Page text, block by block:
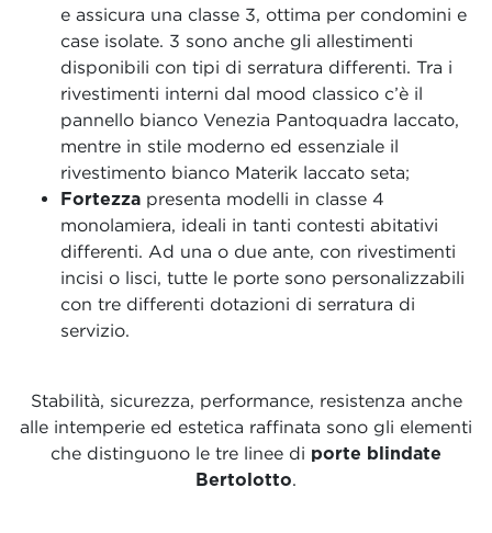
e assicura una classe 3, ottima per condomini e
case isolate. 3 sono anche gli allestimenti
disponibili con tipi di serratura differenti. Tra i
rivestimenti interni dal mood classico c’è il
pannello bianco Venezia Pantoquadra laccato,
mentre in stile moderno ed essenziale il
rivestimento bianco Materik laccato seta;
Fortezza presenta modelli in classe 4
monolamiera, ideali in tanti contesti abitativi
differenti. Ad una o due ante, con rivestimenti
incisi o lisci, tutte le porte sono personalizzabili
con tre differenti dotazioni di serratura di
servizio.
Stabilità, sicurezza, performance, resistenza anche
alle intemperie ed estetica raffinata sono gli elementi
che distinguono le tre linee di porte blindate
Bertolotto.